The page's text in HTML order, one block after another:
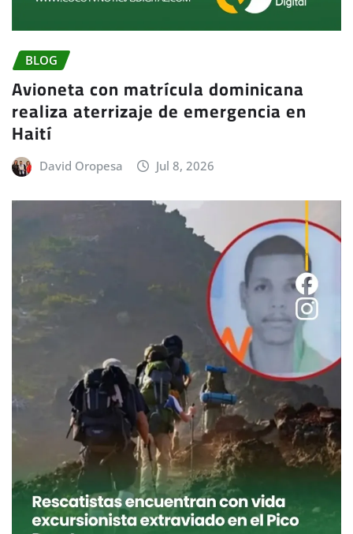
BLOG
Avioneta con matrícula dominicana
realiza aterrizaje de emergencia en
Haití
David Oropesa Jul 8, 2026